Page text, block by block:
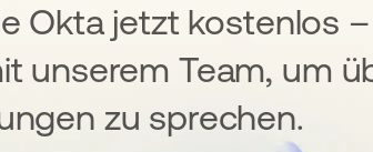
Okta jetzt kostenlos
unserem Team, um
zu sprechen.